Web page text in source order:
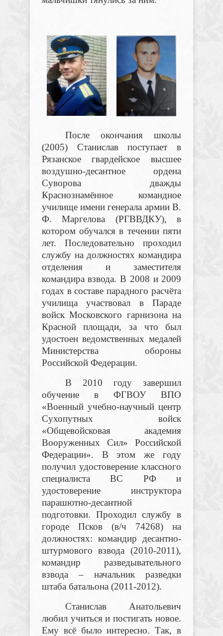
После окончания школы
(2005) Станислав поступает в
Рязанское гвардейское высшее
воздушно-десантное ордена
Суворова дважды
Краснознамённое командное
училище имени генерала армии В.
Ф. Маргелова (РГВВДКУ), в
котором обучался в течении пяти
лет. Последовательно проходил
службу на должностях командира
отделения и заместителя
командира взвода. В 2008 и 2009
годах в составе парадного расчёта
училища участвовал в Параде
войск Московского гарнизона на
Красной площади, за что был
удостоен ведомственных медалей
Министерства обороны
Российской Федерации.
В 2010 году завершил
обучение в ФГВОУ ВПО
«Военный учебно-научный центр
Сухопутных войск
«Общевойсковая академия
Вооруженных Сил» Российской
Федерации». В этом же году
получил удостоверение классного
специалиста ВС РФ и
удостоверение инструктора
парашютно-десантной
подготовки. Проходил службу в
городе Псков (в/ч 74268) на
должностях: командир десантно-
штурмового взвода (2010-2011),
командир разведывательного
взвода – начальник разведки
штаба батальона (2011-2012).
Станислав Анатольевич
любил учиться и постигать новое.
Ему всё было интересно. Так, в